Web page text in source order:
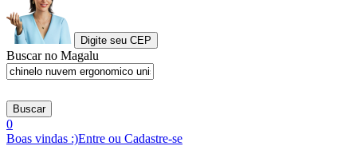
Digite seu CEP
Buscar no Magalu
Buscar
0
Boas vindas :)Entre ou Cadastre-se